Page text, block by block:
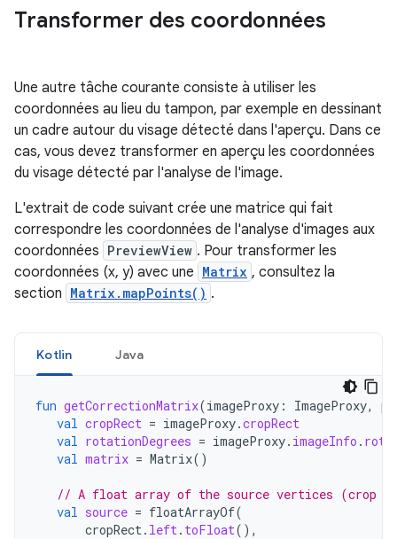
Transformer des coordonnées
Une autre tâche courante consiste à utiliser les
coordonnées au lieu du tampon, par exemple en dessinant
un cadre autour du visage détecté dans l'aperçu. Dans ce
cas, vous devez transformer en aperçu les coordonnées
du visage détecté par l'analyse de l'image.
L'extrait de code suivant crée une matrice qui fait
correspondre les coordonnées de l'analyse d'images aux
coordonnées PreviewView . Pour transformer les
coordonnées (x, y) avec une Matrix , consultez la
section Matrix.mapPoints() .
Kotlin Java
fun getCorrectionMatrix(imageProxy : ImageProxy,
val cropRect = imageProxy.cropRect
val rotationDegrees = imageProxy. imageInfo .
val matrix = Matrix()
// A float array of the source vertices (crop
val source = floatArrayOf(
cropRect. left. toFloat(),